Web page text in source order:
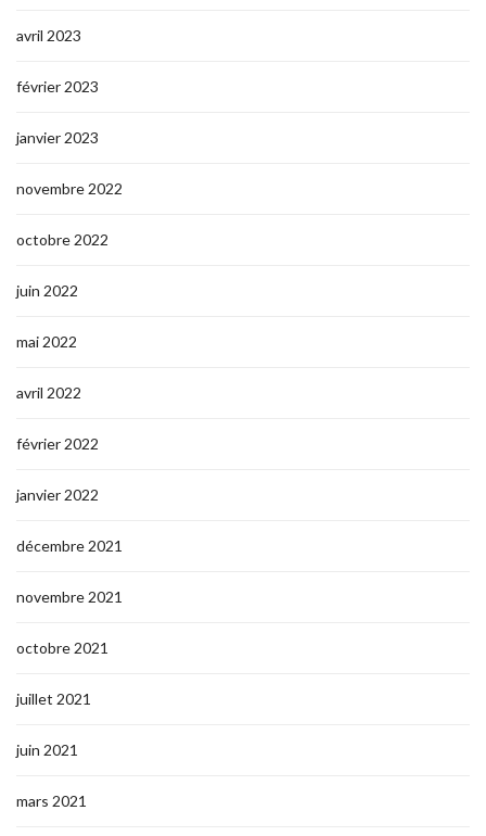
avril 2023
février 2023
janvier 2023
novembre 2022
octobre 2022
juin 2022
mai 2022
avril 2022
février 2022
janvier 2022
décembre 2021
novembre 2021
octobre 2021
juillet 2021
juin 2021
mars 2021